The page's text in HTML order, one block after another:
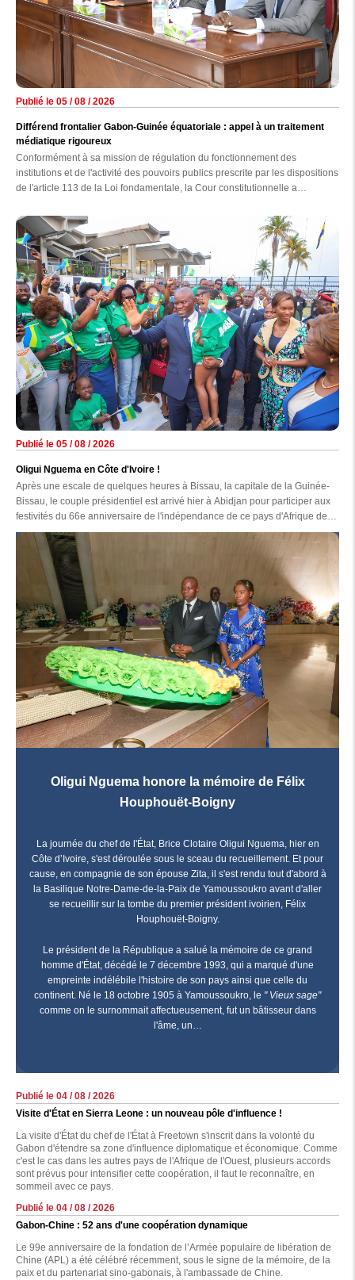
Publié le 05 / 08 / 2026
Différend frontalier Gabon-Guinée équatoriale : appel à un traitement
médiatique rigoureux
Conformément à sa mission de régulation du fonctionnement des
institutions et de l'activité des pouvoirs publics prescrite par les dispositions
de l'article 113 de la Loi fondamentale, la Cour constitutionnelle a
principaux médias nationaux, en présence des membres de la Haute
autorité de la Communication (HAC).
Publié le 05 / 08 / 2026
Oligui Nguema en Côte d'Ivoire !
Après une escale de quelques heures à Bissau, la capitale de la Guinée-
Bissau, le couple présidentiel est arrivé hier à Abidjan pour participer aux
festivités du 66e anniversaire de l'indépendance de ce pays d'Afrique de
l'Ouest.
Oligui Nguema honore la mémoire de Félix
Houphouët-Boigny
La journée du chef de l'État, Brice Clotaire Oligui Nguema, hier en
Côte d’Ivoire, s'est déroulée sous le sceau du recueillement. Et pour
cause, en compagnie de son épouse Zita, il s'est rendu tout d'abord à
la Basilique Notre-Dame-de-la-Paix de Yamoussoukro avant d'aller
se recueillir sur la tombe du premier président ivoirien, Félix
Houphouët-Boigny.
Le président de la République a salué la mémoire de ce grand
homme d'État, décédé le 7 décembre 1993, qui a marqué d'une
empreinte indélébile l'histoire de son pays ainsi que celle du
continent. Né le 18 octobre 1905 à Yamoussoukro, le " Vieux sage"
comme on le surnommait affectueusement, fut un bâtisseur dans
l'âme, un…
Publié le 04 / 08 / 2026
Visite d'État en Sierra Leone : un nouveau pôle d'influence !
La visite d'État du chef de l'État à Freetown s'inscrit dans la volonté du
Gabon d'étendre sa zone d'influence diplomatique et économique. Comme
c'est le cas dans les autres pays de l'Afrique de l'Ouest, plusieurs accords
sont prévus pour intensifier cette coopération, il faut le reconnaître, en
sommeil avec ce pays.
Publié le 04 / 08 / 2026
Gabon-Chine : 52 ans d'une coopération dynamique
Le 99e anniversaire de la fondation de l’Armée populaire de libération de
Chine (APL) a été célébré récemment, sous le signe de la mémoire, de la
paix et du partenariat sino-gabonais, à l'ambassade de Chine.